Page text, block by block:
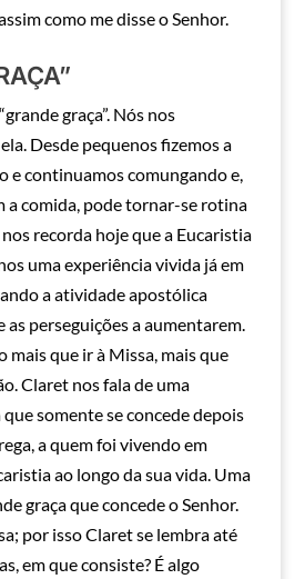
como me disse o Senhor.
graça”. Nós nos
Desde pequenos fizemos a
e continuamos comungando e,
a comida, pode tornar-se rotina
recorda hoje que a Eucaristia
uma experiência vivida já em
a atividade apostólica
as perseguições a aumentarem.
mais que ir à Missa, mais que
Claret nos fala de uma
somente se concede depois
a quem foi vivendo em
ao longo da sua vida. Uma
graça que concede o Senhor.
por isso Claret se lembra até
em que consiste? É algo